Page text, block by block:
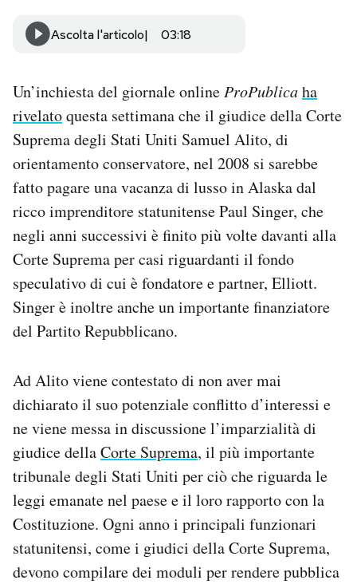
Area Personale
Newsletter
Notifiche mobile
Esci
Ascolta l'articolo 03:18
Un’inchiesta del giornale onlineProPublicaha
rivelatoquesta settimana che il giudice della Corte
Suprema degli Stati Uniti Samuel Alito, di
orientamento conservatore, nel 2008 si sarebbe
fatto pagare una vacanza di lusso in Alaska dal
ricco imprenditore statunitense Paul Singer, che
negli anni successivi è finito più volte davanti alla
Corte Suprema per casi riguardanti il fondo
speculativo di cui è fondatore e partner, Elliott.
Singer è inoltre anche un importante finanziatore
del Partito Repubblicano.
Ad Alito viene contestato di non aver mai
dichiarato il suo potenziale conflitto d’interessi e
ne viene messa in discussione l’imparzialità di
giudice dellaCorte Suprema, il più importante
tribunale degli Stati Uniti per ciò che riguarda le
leggi emanate nel paese e il loro rapporto con la
Costituzione. Ogni anno i principali funzionari
statunitensi, come i giudici della Corte Suprema,
devono compilare dei moduli per rendere pubblica